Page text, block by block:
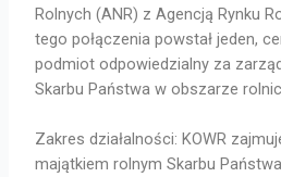
Rolnych (ANR) z Agencją Rynku
tego połączenia powstał jeden,
podmiot odpowiedzialny za
Skarbu Państwa w obszarze
Zakres działalności: KOWR
majątkiem rolnym Skarbu